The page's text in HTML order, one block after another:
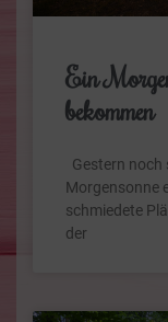
Ein
bekommen
Gestern noch
Morgensonne
schmiedete
der